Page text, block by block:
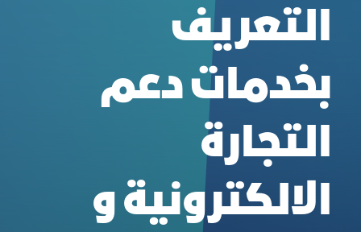
التعريف
بخدمات دعم
التجارة
الالكترونية و